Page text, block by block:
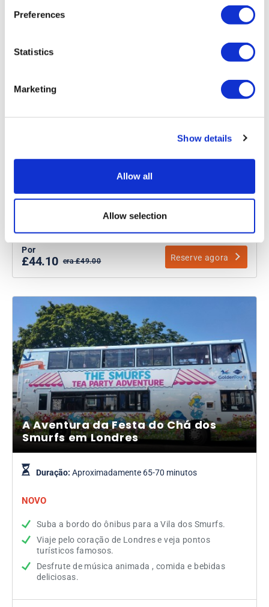
Preferences
Statistics
Marketing
Show details
Allow all
Allow selection
Royal Windsor
Duração:Aprox.: 70-90 minutos
Desfrute do chá da tarde em um ônibus exclusivo
Doces e salgados
Uma taça de Prosecco e guloseimas selecionadas
Por
£44.10 era £49.00 Reserve agora
A Aventura da Festa do Chá dos
Smurfs em Londres
Duração: Aproximadamente 65-70 minutos
NOVO
Suba a bordo do ônibus para a Vila dos Smurfs.
Viaje pelo coração de Londres e veja pontos
turísticos famosos.
Desfrute de música animada , comida e bebidas
deliciosas.